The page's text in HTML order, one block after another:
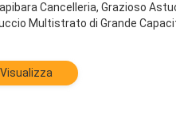
Cancelleria, Grazioso
Multistrato di Grande
Visualizza